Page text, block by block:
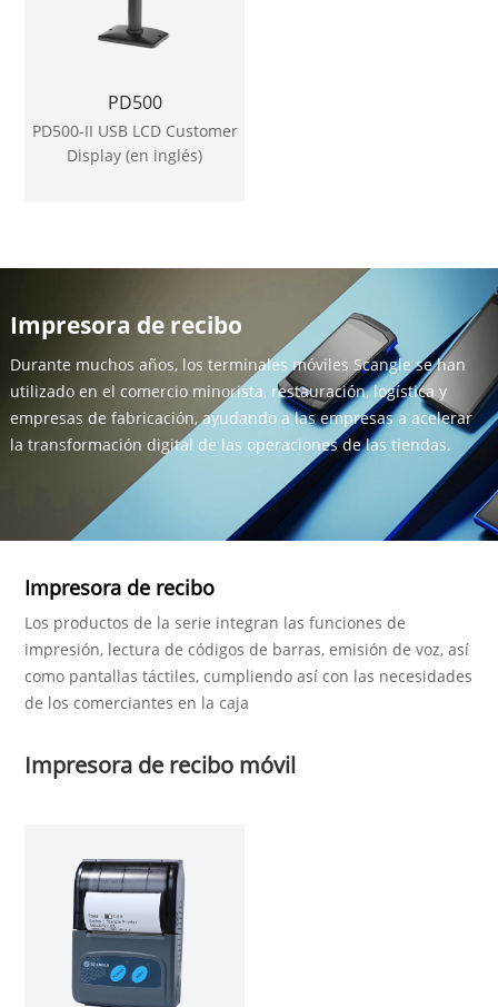
PD500
PD500-II USB LCD Customer
Display (en inglés)
Impresora de recibo
Durante muchos años, los terminales móviles Scangle se han
utilizado en el comercio minorista, restauración, logística y
empresas de fabricación, ayudando a las empresas a acelerar
la transformación digital de las operaciones de las tiendas.
Impresora de recibo
Los productos de la serie integran las funciones de
impresión, lectura de códigos de barras, emisión de voz, así
como pantallas táctiles, cumpliendo así con las necesidades
de los comerciantes en la caja
Impresora de recibo móvil